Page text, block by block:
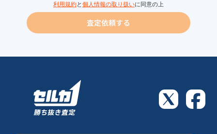
利用規約と 個人情報の取り扱いに同意の上
査定依頼する